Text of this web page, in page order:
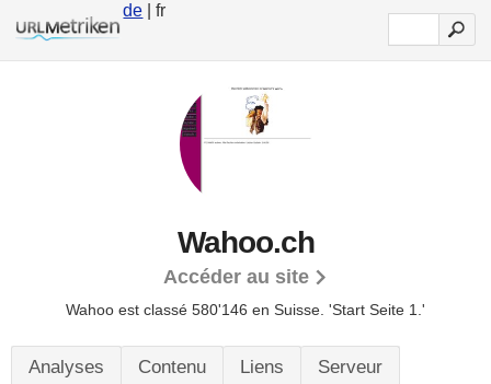
de | fr
Wahoo.ch
Accéder au site
Wahoo est classé 580'146 en Suisse. 'Start Seite 1.'
Analyses Contenu Liens Serveur